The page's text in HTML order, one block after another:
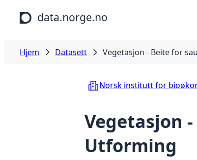
Hopp til hovedinnhold
data.norge.no
Hjem Datasett Vegetasjon - Beite for
Norsk institutt for
Vegetasjon
Utforming